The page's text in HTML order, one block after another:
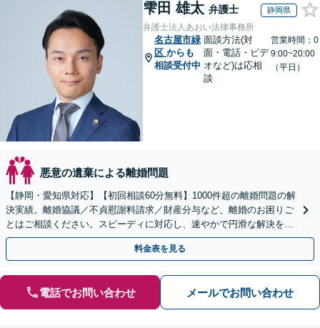
雫田 雄太 弁護士 静岡県
弁護士法人あおい法律事務所
名古屋市緑
区 からも
相談受付中
面談方法(対
面・電話・ビデ
オなど)は応相
談
営業時間：0
9:00~20:00
（平日）
悪意の遺棄による離婚問題
【静岡・愛知県対応】【初回相談60分無料】1000件超の離婚問題の解
決実績。離婚協議／不貞慰謝料請求／財産分与など、離婚のお困りご
とはご相談ください。スピーディに対応し、速やかで円滑な解決を目
指します【女性弁護士・男性弁護士どちらも所属】
料金表を見る
電話でお問い合わせ メールでお問い合わせ